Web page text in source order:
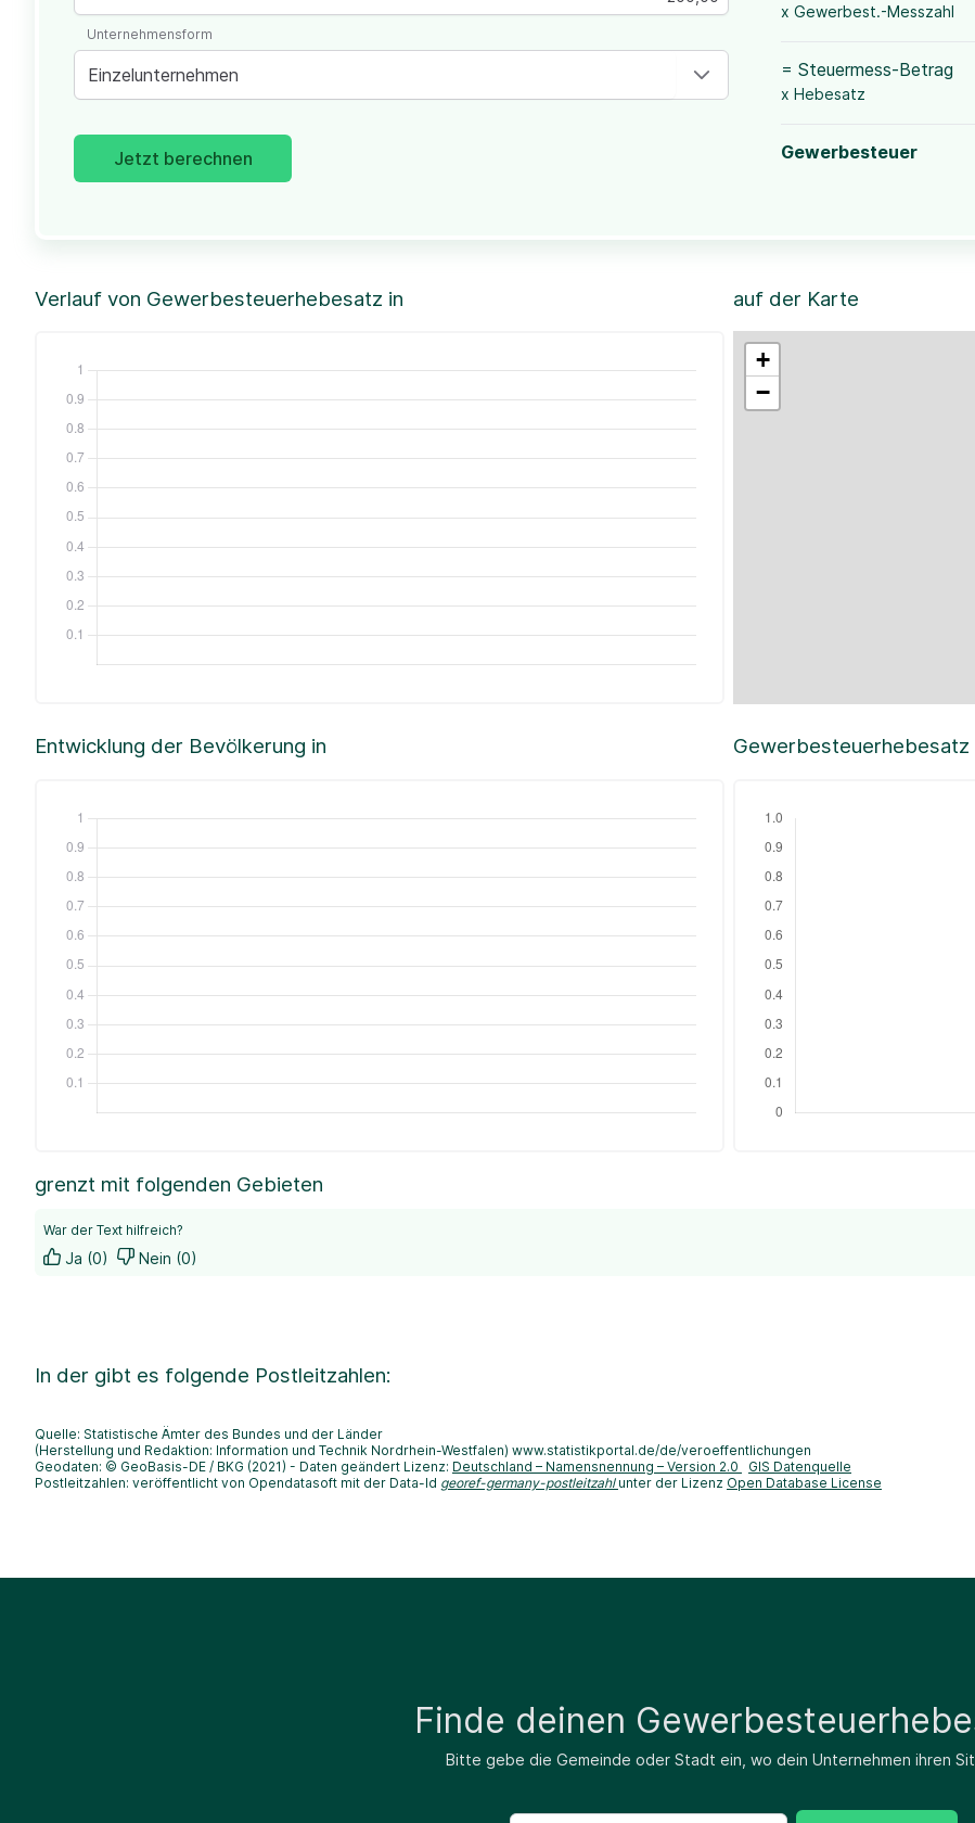
Einzelunternehmen
Unternehmensform
Jetzt berechnen
x Gewerbest.-Messzahl
= Steuermess-Betrag
x Hebesatz
Gewerbesteuer
Verlauf von Gewerbesteuerhebesatz in auf der Karte
+
−
Entwicklung der Bevölkerung in Gewerbesteuerhebesatz
grenzt mit folgenden Gebieten
War der Text hilfreich?
Ja (0) Nein (0)
In der gibt es folgende Postleitzahlen:
Quelle: Statistische Ämter des Bundes und der Länder
(Herstellung und Redaktion: Information und Technik Nordrhein-Westfalen) www.statistikportal.de/de/veroeffentlichungen
Geodaten: © GeoBasis-DE / BKG (2021) - Daten geändert Lizenz: Deutschland – Namensnennung – Version 2.0
GIS Datenquelle
Postleitzahlen: veröffentlicht von Opendatasoft mit der Data-Id georef-germany-postleitzahl unter der Lizenz Open Database License
Finde deinen
Bitte gebe die Gemeinde oder Stadt ein, wo dein Unternehmen ihren